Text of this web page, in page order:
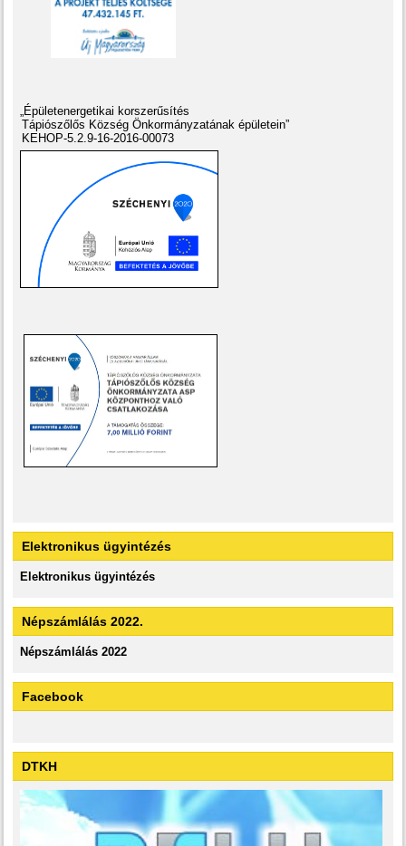
„Épületenergetikai korszerűsítés
Tápiószőlős Község Önkormányzatának épületein”
KEHOP-5.2.9-16-2016-00073
Elektronikus ügyintézés
Elektronikus ügyintézés
Népszámlálás 2022.
Népszámlálás 2022
Facebook
DTKH